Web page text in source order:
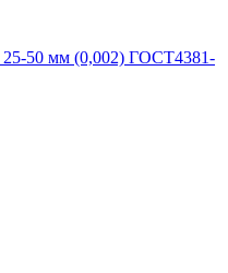
50 мм (0,002) ГОСТ4381-